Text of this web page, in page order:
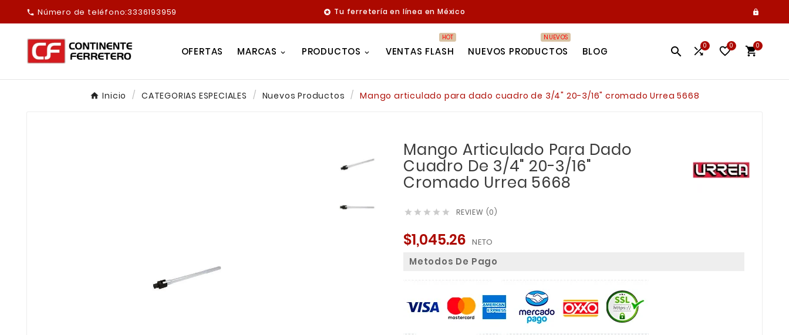
 Número de teléfono:3336193959  Tu ferretería en línea en México 
OFERTAS MARCAS PRODUCTOS VENTAS FLASH
HOT
NUEVOS PRODUCTOS
NUEVOS
BLOG  0 0 0
Inicio CATEGORIAS ESPECIALES Nuevos Productos Mango articulado para dado cuadro de 3/4" 20-3/16" cromado Urrea 5668
Mango Articulado Para Dado
Cuadro De 3/4" 20-3/16"
Cromado Urrea 5668
     REVIEW (0)
$1,045.26 NETO
Metodos De Pago